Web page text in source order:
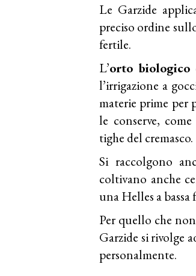
Le Garzide
preciso ordine
fertile.
L’orto biologico
l’irrigazione a
materie prime per
le conserve,
tighe del cremasco.
Si raccolgono
coltivano anche
una Helles a
Per quello che
Garzide si rivolge
personalmente.